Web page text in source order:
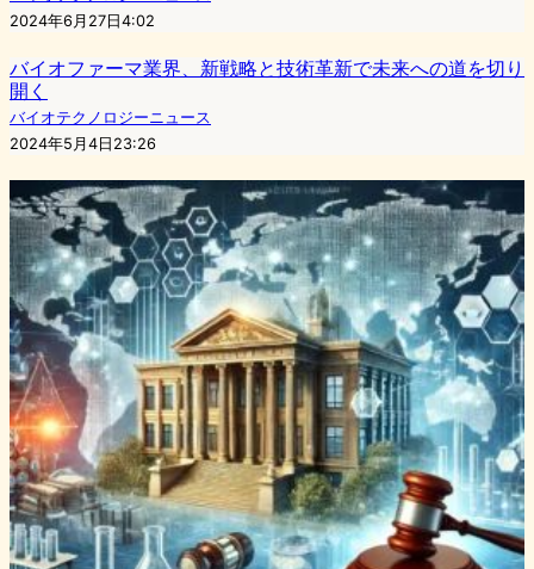
2024年6月27日4:02
バイオファーマ業界、新戦略と技術革新で未来への道を切り
開く
バイオテクノロジーニュース
2024年5月4日23:26